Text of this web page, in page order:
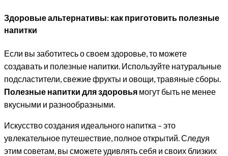
Здоровые альтернативы: как приготовить полезные
напитки
Если вы заботитесь о своем здоровье, то можете
создавать и полезные напитки. Используйте натуральные
подсластители, свежие фрукты и овощи, травяные сборы.
Полезные напитки для здоровья могут быть не менее
вкусными и разнообразными.
Искусство создания идеального напитка – это
увлекательное путешествие, полное открытий. Следуя
этим советам, вы сможете удивлять себя и своих близких